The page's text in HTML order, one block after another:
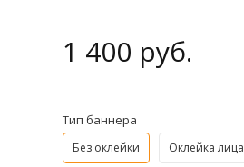
1 400 руб.
Тип баннера
Без оклейки Оклейка лица